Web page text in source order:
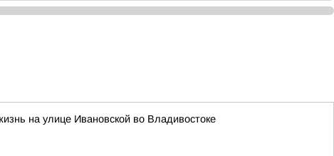
на улице Ивановской во Владивостоке